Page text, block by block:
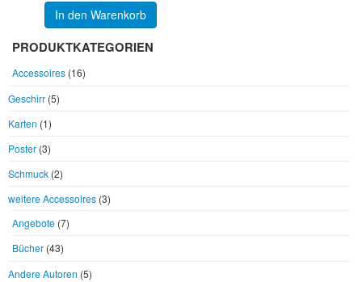
In den Warenkorb
PRODUKTKATEGORIEN
Accessoires (16)
Geschirr (5)
Karten (1)
Poster (3)
Schmuck (2)
weitere Accessoires (3)
Angebote (7)
Bücher (43)
Andere Autoren (5)